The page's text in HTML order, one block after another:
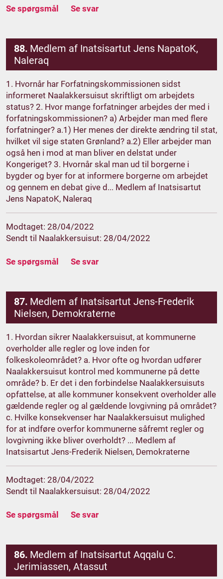
Se spørgsmål Se svar
88. Medlem af Inatsisartut Jens NapatoK,
Naleraq
1. Hvornår har Forfatningskommissionen sidst
informeret Naalakkersuisut skriftligt om arbejdets
status? 2. Hvor mange forfatninger arbejdes der med i
forfatningskommissionen? a) Arbejder man med flere
forfatninger? a.1) Her menes der direkte ændring til stat,
hvilket vil sige staten Grønland? a.2) Eller arbejder man
også hen i mod at man bliver en delstat under
Kongeriget? 3. Hvornår skal man ud til borgerne i
bygder og byer for at informere borgerne om arbejdet
og gennem en debat give d... Medlem af Inatsisartut
Jens NapatoK, Naleraq
Modtaget: 28/04/2022
Sendt til Naalakkersuisut: 28/04/2022
Se spørgsmål Se svar
87. Medlem af Inatsisartut Jens-Frederik
Nielsen, Demokraterne
1. Hvordan sikrer Naalakkersuisut, at kommunerne
overholder alle regler og love inden for
folkeskoleområdet? a. Hvor ofte og hvordan udfører
Naalakkersuisut kontrol med kommunerne på dette
område? b. Er det i den forbindelse Naalakkersuisuts
opfattelse, at alle kommuner konsekvent overholder alle
gældende regler og al gældende lovgivning på området?
c. Hvilke konsekvenser har Naalakkersuisut mulighed
for at indføre overfor kommunerne såfremt regler og
lovgivning ikke bliver overholdt? ... Medlem af
Inatsisartut Jens-Frederik Nielsen, Demokraterne
Modtaget: 28/04/2022
Sendt til Naalakkersuisut: 28/04/2022
Se spørgsmål Se svar
86. Medlem af Inatsisartut Aqqalu C.
Jerimiassen, Atassut